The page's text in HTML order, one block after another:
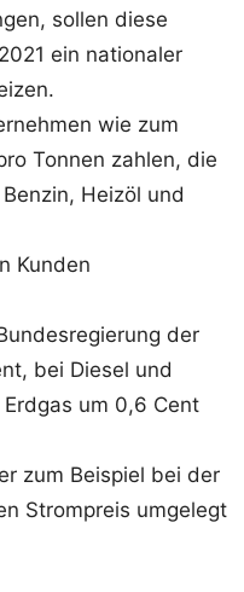
sollen diese
ein nationaler
wie zum
Tonnen zahlen, die
Heizöl und
Kunden
der
bei Diesel und
um 0,6 Cent
zum Beispiel bei der
Strompreis umgelegt